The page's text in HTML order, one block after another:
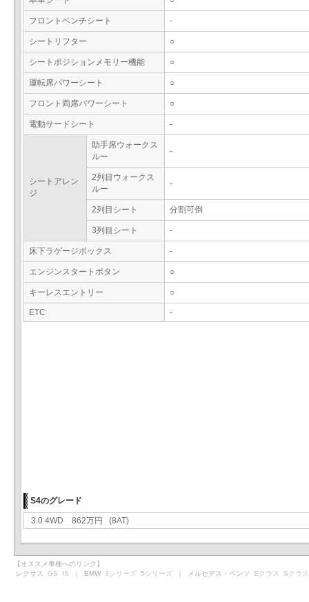
フロントベンチシート -
シートリフター ○
シートポジションメモリー機能 ○
運転席パワーシート ○
フロント両席パワーシート ○
電動サードシート -
シートアレン
ジ
助手席ウォークス
ルー
-
2列目ウォークス
ルー
-
2列目シート 分割可倒
3列目シート -
床下ラゲージボックス -
エンジンスタートボタン ○
キーレスエントリー ○
ETC -
S4のグレード
3.0 4WD 862万円 (8AT)
【オススメ車種へのリンク】
レクサス GS IS ｜ BMW 3シリーズ 5シリーズ ｜ メルセデス・ベンツ Eクラス Sクラス